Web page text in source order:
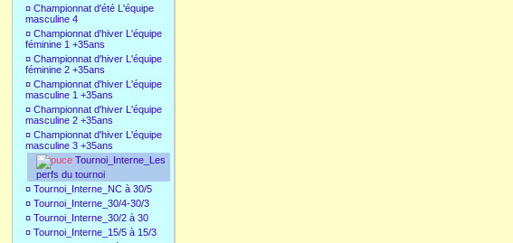
¤ Championnat d'été L'équipe
masculine 4
¤ Championnat d'hiver L'équipe
féminine 1 +35ans
¤ Championnat d'hiver L'équipe
féminine 2 +35ans
¤ Championnat d'hiver L'équipe
masculine 1 +35ans
¤ Championnat d'hiver L'équipe
masculine 2 +35ans
¤ Championnat d'hiver L'équipe
masculine 3 +35ans
Tournoi_Interne_Les
perfs du tournoi
¤ Tournoi_Interne_NC à 30/5
¤ Tournoi_Interne_30/4-30/3
¤ Tournoi_Interne_30/2 à 30
¤ Tournoi_Interne_15/5 à 15/3